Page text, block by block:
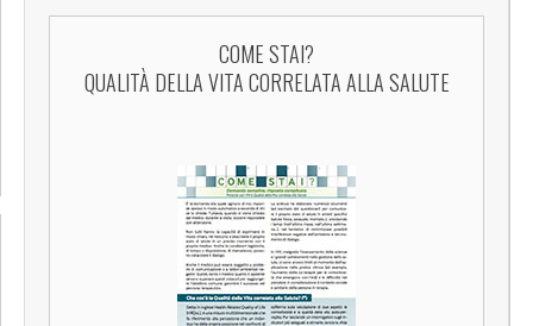
COME STAI?
QUALITÀ DELLA VITA CORRELATA ALLA SALUTE